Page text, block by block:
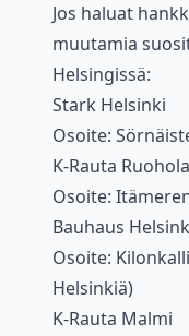
Jos haluat
muutamia
Helsingissä:
Stark Helsinki
Osoite:
K-Rauta
Osoite:
Bauhaus
Osoite:
Helsinkiä)
K-Rauta Malmi